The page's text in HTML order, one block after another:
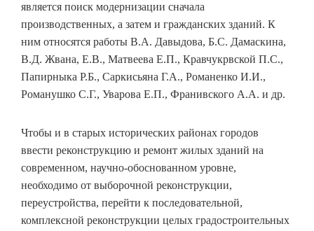
является поиск модернизации сначала
производственных, а затем и гражданских зданий. К
ним относятся работы В.А. Давыдова, Б.С. Дамаскина,
В.Д. Жвана, Е.В., Матвеева Е.П., Кравчукрвской П.С.,
Папирныка Р.Б., Саркисьяна Г.А., Романенко И.И.,
Романушко С.Г., Уварова Е.П., Франивского А.А. и др.
Чтобы и в старых исторических районах городов
ввести реконструкцию и ремонт жилых зданий на
современном, научно-обоснованном уровне,
необходимо от выборочной реконструкции,
переустройства, перейти к последовательной,
комплексной реконструкции целых градостроительных